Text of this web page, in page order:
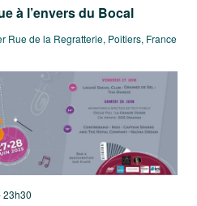
à l’envers du Bocal
Rue de la Regratterie, Poitiers, France
23h30